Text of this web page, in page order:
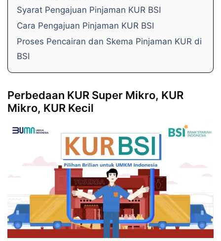
Syarat Pengajuan Pinjaman KUR BSI
Cara Pengajuan Pinjaman KUR BSI
Proses Pencairan dan Skema Pinjaman KUR di
BSI
Perbedaan KUR Super Mikro, KUR
Mikro, KUR Kecil